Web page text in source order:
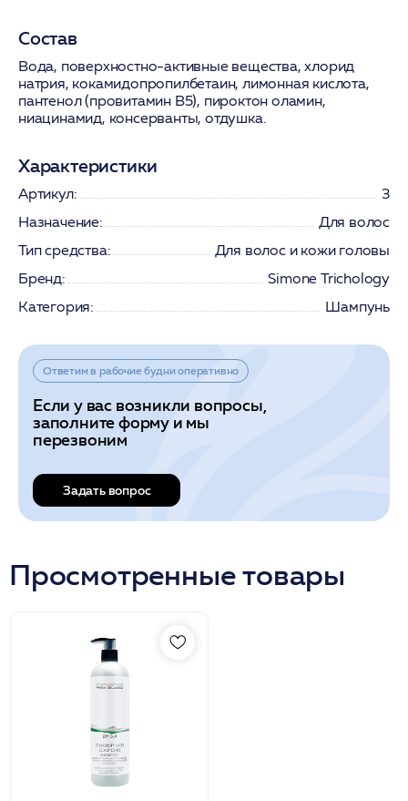
Состав
Вода, поверхностно-активные вещества, хлорид
натрия, кокамидопропилбетаин, лимонная кислота,
пантенол (провитамин В5), пироктон оламин,
ниацинамид, консерванты, отдушка.
Характеристики
Артикул:
3
Назначение:
Для волос
Тип средства:
Для волос и кожи головы
Бренд:
Simone Trichology
Категория:
Шампунь
Ответим в рабочие будни оперативно
Если у вас возникли вопросы,
заполните форму и мы
перезвоним
Задать вопрос
Просмотренные товары